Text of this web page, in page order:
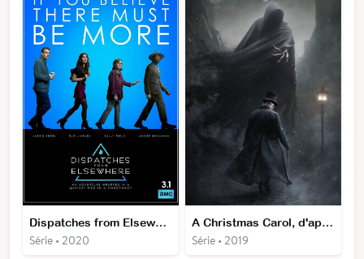
Dispatches from Elsewhere
Série • 2020
A Christmas Carol, d'après Charles Dickens
Série • 2019